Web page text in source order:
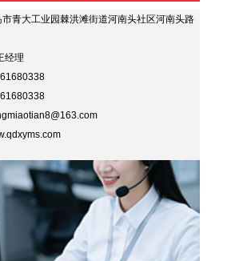
青大工业园棘洪滩街道河南头社区河南头路
经理